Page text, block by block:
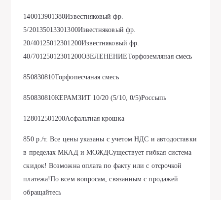
140013901380Известняковый фр.
5/20135013301300Известняковый фр.
20/40125012301200Известняковый фр.
40/70125012301200ОЗЕЛЕНЕНИЕТорфоземляная смесь
850830810Торфопесчаная смесь
850830810КЕРАМЗИТ 10/20 (5/10, 0/5)Россыпь
128012501200Асфальтная крошка
850 р./т. Все цены указаны с учетом НДС и автодоставки
в пределах МКАД и МОЖДСуществует гибкая система
скидок! Возможна оплата по факту или с отсрочкой
платежа!По всем вопросам, связанным с продажей
обращайтесь